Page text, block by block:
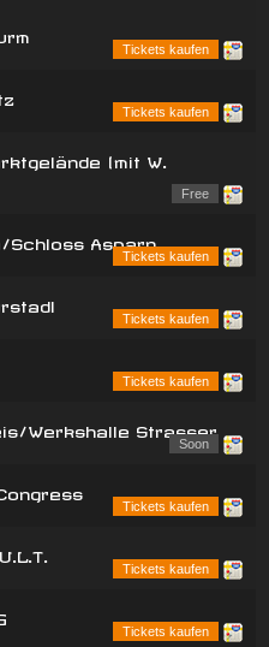
Tickets kaufen
Tickets kaufen
(mit W.
Free
Schloss Asparn
Tickets kaufen
Tickets kaufen
Tickets kaufen
Werkshalle Strasser
Soon
Tickets kaufen
Tickets kaufen
Tickets kaufen